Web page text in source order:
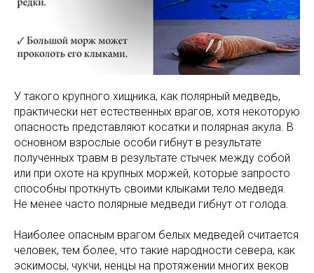
У такого крупного хищника, как полярный медведь,
практически нет естественных врагов, хотя некоторую
опасность представляют косатки и полярная акула. В
основном взрослые особи гибнут в результате
полученных травм в результате стычек между собой
или при охоте на крупных моржей, которые запросто
способны проткнуть своими клыками тело медведя.
Не менее часто полярные медведи гибнут от голода.
Наиболее опасным врагом белых медведей считается
человек, тем более, что такие народности севера, как
эскимосы, чукчи, ненцы на протяжении многих веков